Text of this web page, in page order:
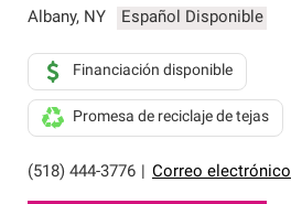
Albany, NY Español Disponible
(518) 444-3776 Correo electrónico
Financiación disponible
Promesa de reciclaje de tejas